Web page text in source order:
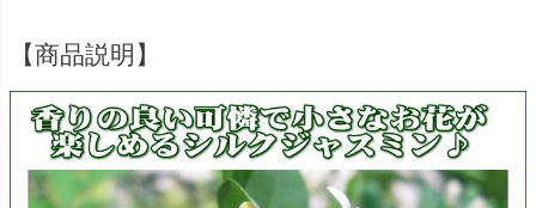
【商品説明】